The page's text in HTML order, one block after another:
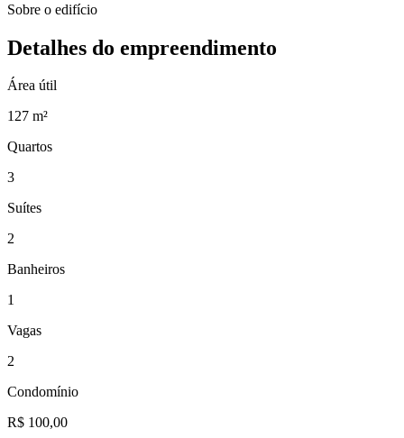
Sobre o edifício
Detalhes do empreendimento
Área útil
127 m²
Quartos
3
Suítes
2
Banheiros
1
Vagas
2
Condomínio
R$ 100,00